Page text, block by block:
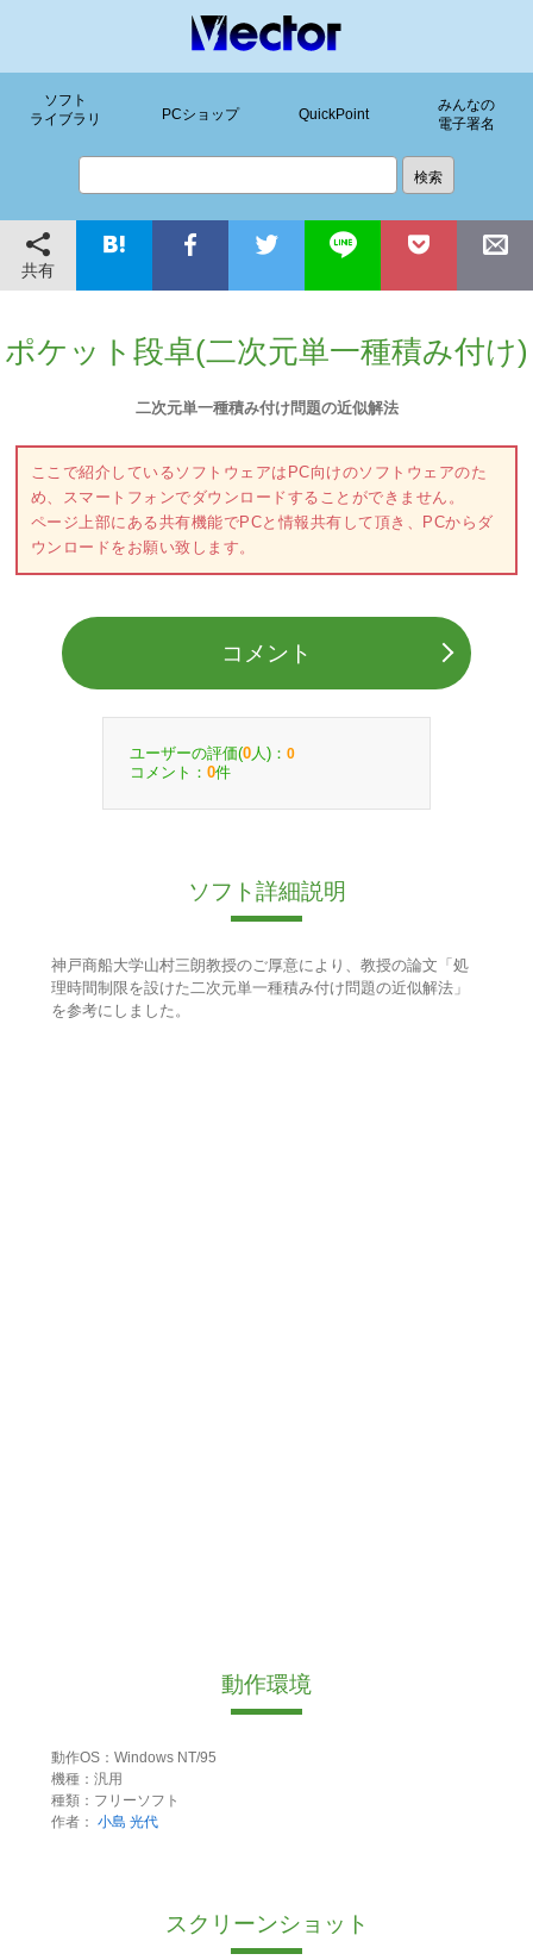
ソフト
ライブラリ
PCショップ QuickPoint
みんなの
電子署名
共有
ポケット段卓(二次元単一種積み付け)
二次元単一種積み付け問題の近似解法
ここで紹介しているソフトウェアはPC向けのソフトウェアのた
め、スマートフォンでダウンロードすることができません。
ページ上部にある共有機能でPCと情報共有して頂き、PCからダ
ウンロードをお願い致します。
コメント
ユーザーの評価(0 人)： 0
コメント： 0件
ソフト詳細説明
神戸商船大学山村三朗教授のご厚意により、教授の論文「処
理時間制限を設けた二次元単一種積み付け問題の近似解法」
を参考にしました。
動作環境
動作OS：Windows NT/95
機種：汎用
種類：フリーソフト
作者： 小島 光代
スクリーンショット